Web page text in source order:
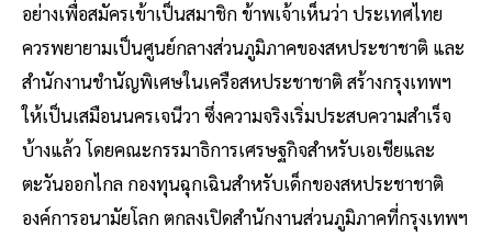
อย่างเพื่อสมัครเข้าเป็นสมาชิก ข้าพเจ้าเห็นว่า ประเทศไทย
ควรพยายามเป็นศูนย์กลางส่วนภูมิภาคของสหประชาชาติ และ
สำนักงานชำนัญพิเศษในเครือสหประชาชาติ สร้างกรุงเทพฯ
ให้เป็นเสมือนนครเจนีวา ซึ่งความจริงเริ่มประสบความสำเร็จ
บ้างแล้ว โดยคณะกรรมาธิการเศรษฐกิจสำหรับเอเชียและ
ตะวันออกไกล กองทุนฉุกเฉินสำหรับเด็กของสหประชาชาติ
องค์การอนามัยโลก ตกลงเปิดสำนักงานส่วนภูมิภาคที่กรุงเทพฯ